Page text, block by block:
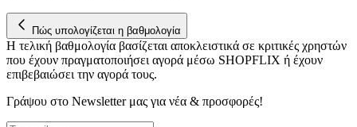
Πώς υπολογίζεται η βαθμολογία
Η τελική βαθμολογία βασίζεται αποκλειστικά σε κριτικές χρηστών
που έχουν πραγματοποιήσει αγορά μέσω SHOPFLIX ή έχουν
επιβεβαιώσει την αγορά τους.
Γράψου στο Νewsletter μας για νέα & προσφορές!